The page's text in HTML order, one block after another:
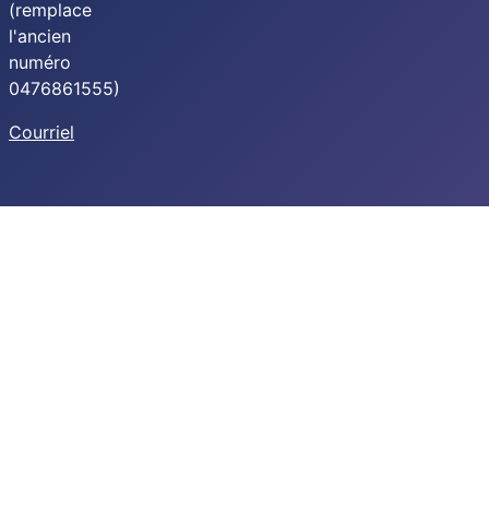
(remplace
l'ancien
numéro
0476861555)
Courriel